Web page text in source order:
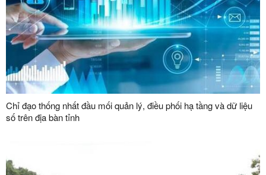
Chỉ đạo thống nhất đầu mối quản lý, điều phối hạ tầng và dữ liệu
số trên địa bàn tỉnh